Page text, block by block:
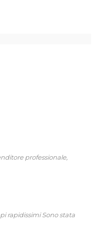
professionale,
rapidissimi Sono stata